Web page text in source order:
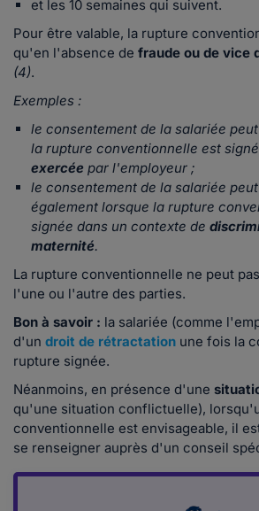
et les 10 semaines qui suivent.
Pour être valable, la rupture
qu'en l'absence de fraude ou de vice
(4).
Exemples :
le consentement de la salariée
la rupture conventionnelle est
exercée par l'employeur ;
le consentement de la salariée
également lorsque la rupture
signée dans un contexte de
maternité.
La rupture conventionnelle ne peut
l'une ou l'autre des parties.
Bon à savoir : la salariée (comme
d'un droit de rétractation une fois la
rupture signée.
Néanmoins, en présence d'une
qu'une situation conflictuelle),
conventionnelle est envisageable, il
se renseigner auprès d'un conseil